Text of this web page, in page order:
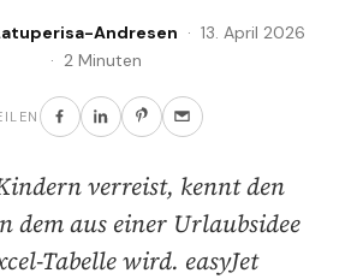
Andresen · 13. April 2026
· 2 Minuten
verreist, kennt den
dem aus einer Urlaubsidee
Tabelle wird. easyJet